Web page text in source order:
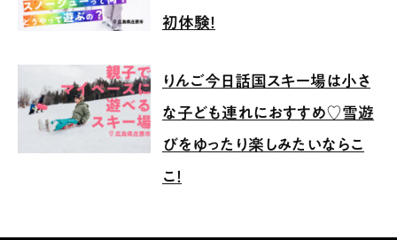
初体験！
りんご今日話国スキー場は小さ
な子ども連れにおすすめ♡雪遊
びをゆったり楽しみたいならこ
こ！